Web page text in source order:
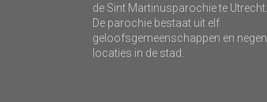
de Sint Martinusparochie te Utrecht.
De parochie bestaat uit elf
geloofsgemeenschappen en negen
locaties in de stad.